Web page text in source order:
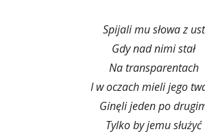
Spijali mu słowa z ust
Gdy nad nimi stał
Na transparentach
I w oczach mieli jego
Ginęli jeden po
Tylko by jemu służyć